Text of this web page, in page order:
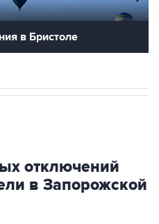
в Бристоле
отключений
в Запорожской